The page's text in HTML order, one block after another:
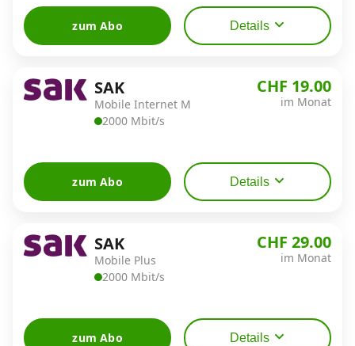
Datenschutz·AGB·Impressum
zum Abo Details
SAK
Mobile Internet M
2000 Mbit/s
CHF 19.00
im Monat
zum Abo Details
SAK
Mobile Plus
2000 Mbit/s
CHF 29.00
im Monat
zum Abo Details